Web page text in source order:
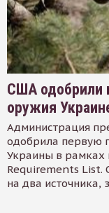
США одобрили
оружия
Администрация
одобрила первую
Украины в рамках
Requirements List.
на два источника,